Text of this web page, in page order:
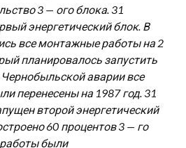
3 — ого блока. 31
энергетический блок. В
все монтажные работы на 2
планировалось запустить
Чернобыльской аварии все
перенесены на 1987 год. 31
второй энергетический
60 процентов 3 — го
работы были